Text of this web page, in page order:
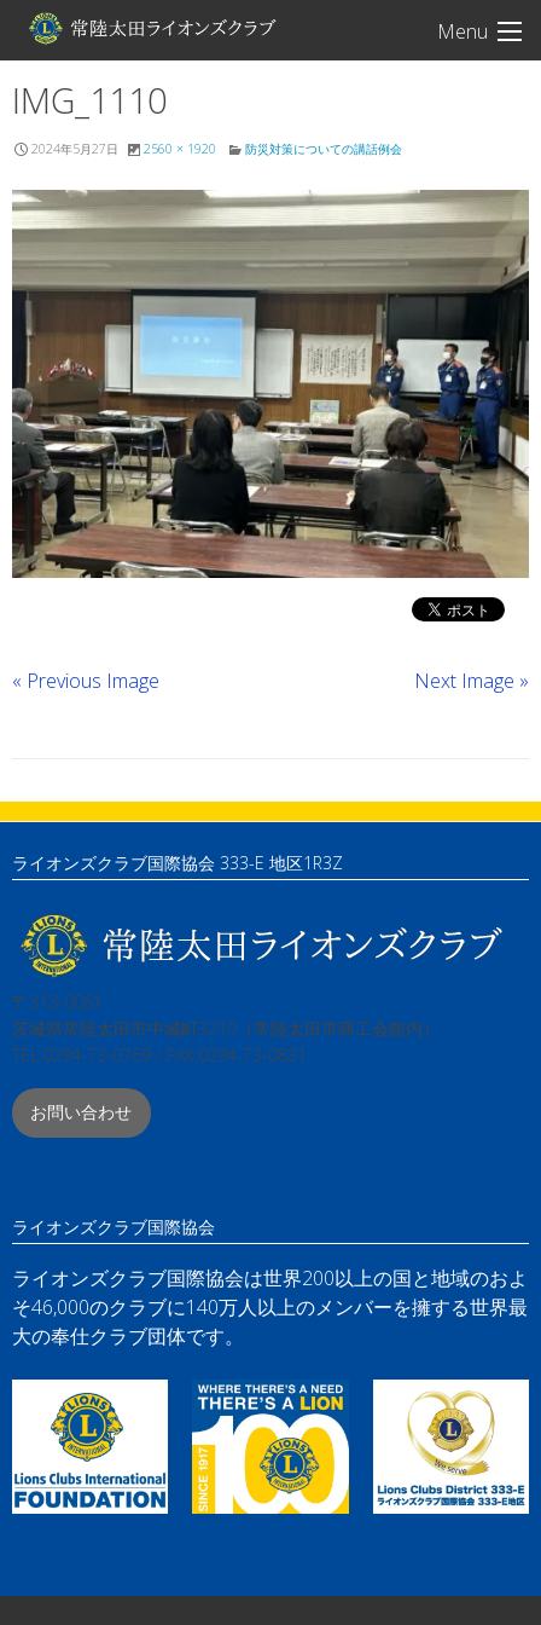
Menu
常陸太田ライオン
IMG_1110
2024年5月27日 2560 × 1920 防災対策についての講話例会
« Previous Image Next Image »
ライオンズクラブ国際協会 333-E 地区1R3Z
〒313-0061
茨城県常陸太田市中城町3210（常陸太田市商工会館内）
TEL:0294-73-0769 / FAX:0294-73-0831
お問い合わせ
ライオンズクラブ国際協会
ライオンズクラブ国際協会は世界200以上の国と地域のおよ
そ46,000のクラブに140万人以上のメンバーを擁する世界最
大の奉仕クラブ団体です。